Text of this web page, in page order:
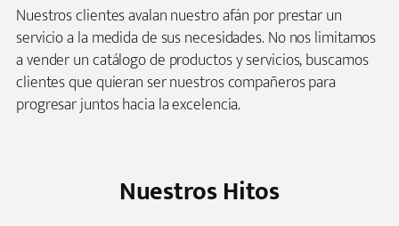
Nuestros clientes avalan nuestro afán por prestar un
servicio a la medida de sus necesidades. No nos limitamos
a vender un catálogo de productos y servicios, buscamos
clientes que quieran ser nuestros compañeros para
progresar juntos hacia la excelencia.
Nuestros Hitos